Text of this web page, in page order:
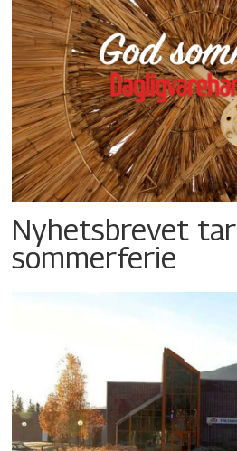
Nyhetsbrevet tar
sommerferie